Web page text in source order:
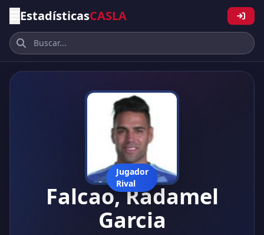
EstadísticasCASLA
Jugador
Rival
Falcao, Radamel
Garcia